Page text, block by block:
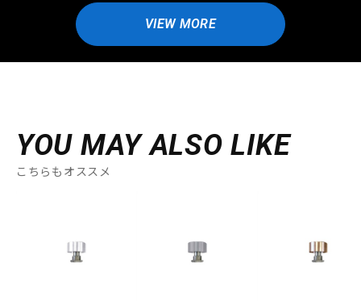
VIEW MORE
YOU MAY ALSO LIKE
こちらもオススメ